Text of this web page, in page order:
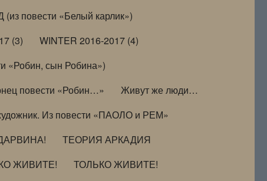
повести «Белый карлик»)
(3)
WINTER 2016-2017 (4)
«Робин, сын Робина»)
повести «Робин…»
Живут же люди…
Из повести «ПАОЛО и РЕМ»
ТЕОРИЯ АРКАДИЯ
ЖИВИТЕ!
ТОЛЬКО ЖИВИТЕ!